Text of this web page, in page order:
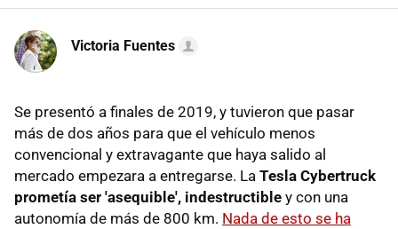
Victoria Fuentes
Se presentó a finales de 2019, y tuvieron que pasar
más de dos años para que el vehículo menos
convencional y extravagante que haya salido al
mercado empezara a entregarse. La Tesla Cybertruck
prometía ser 'asequible', indestructible y con una
autonomía de más de 800 km. Nada de esto se ha